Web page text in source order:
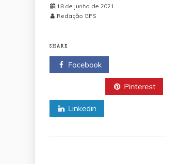
18 de junho de 2021
Redação GPS
SHARE
Facebook
Pinterest
Linkedin